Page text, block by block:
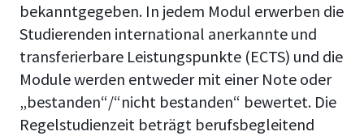
bekanntgegeben. In jedem Modul erwerben die
Studierenden international anerkannte und
transferierbare Leistungspunkte (ECTS) und die
Module werden entweder mit einer Note oder
„bestanden“/“nicht bestanden“ bewertet. Die
Regelstudienzeit beträgt berufsbegleitend